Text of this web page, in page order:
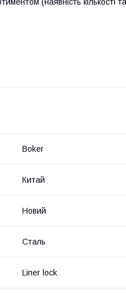
Boker
Китай
Новий
Сталь
Liner lock